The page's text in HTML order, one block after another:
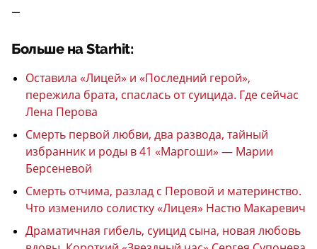
—
Больше на Starhit:
Оставила «Лицей» и «Последний герой»,
пережила брата, спаслась от суицида. Где сейчас
Лена Перова
Смерть первой любви, два развода, тайный
избранник и роды в 41 «Маргоши» — Марии
Берсеневой
Смерть отчима, разлад с Перовой и материнство.
Что изменило солистку «Лицея» Настю Макаревич
Драматичная гибель, суицид сына, новая любовь